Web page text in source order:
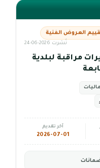
العروض الفنية
نُشرت 2026-06-24
مراقبة لبلدية
آخر تقديم
2026-07-01